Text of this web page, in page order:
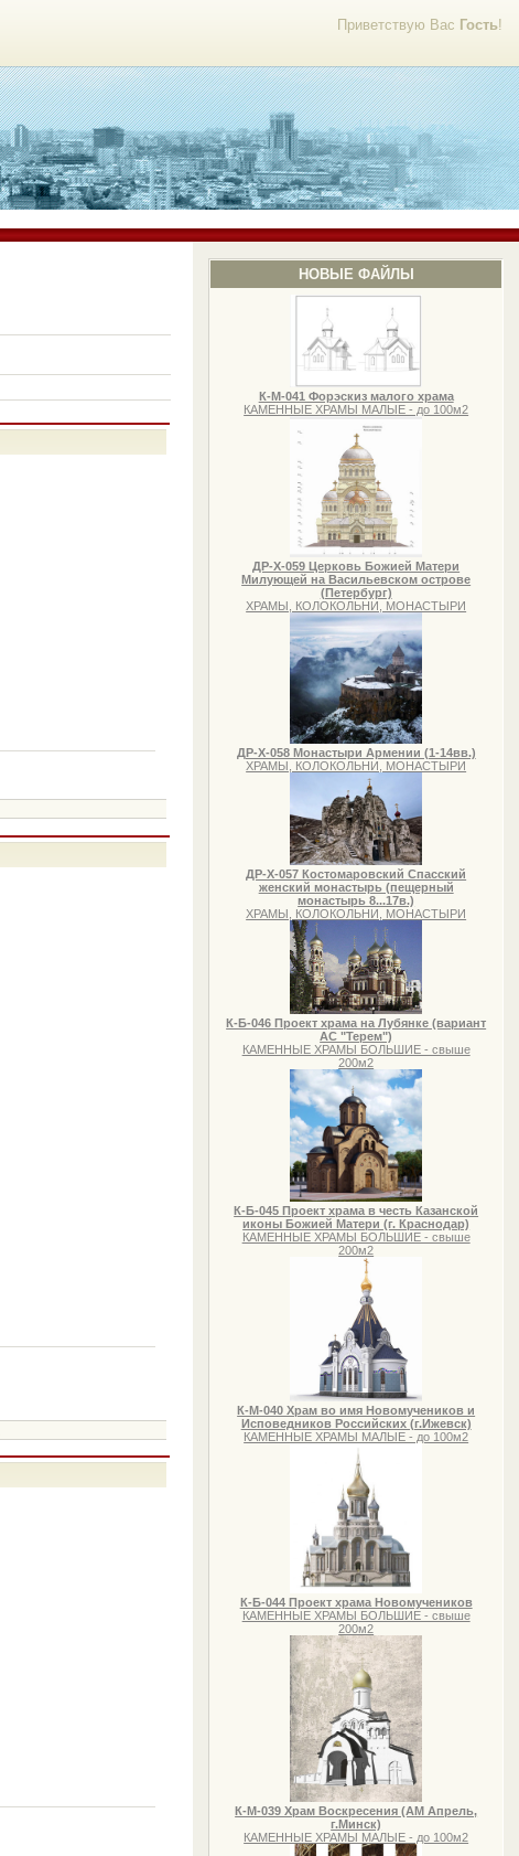
Приветствую Вас Гость!
НОВЫЕ ФАЙЛЫ
К-М-041 Форэскиз малого храма
КАМЕННЫЕ ХРАМЫ МАЛЫЕ - до 100м2
ДР-Х-059 Церковь Божией Матери
Милующей на Васильевском острове
(Петербург)
ХРАМЫ, КОЛОКОЛЬНИ, МОНАСТЫРИ
ДР-Х-058 Монастыри Армении (1-14вв.)
ХРАМЫ, КОЛОКОЛЬНИ, МОНАСТЫРИ
ДР-Х-057 Костомаровский Спасский
женский монастырь (пещерный
монастырь 8...17в.)
ХРАМЫ, КОЛОКОЛЬНИ, МОНАСТЫРИ
К-Б-046 Проект храма на Лубянке (вариант
АС "Терем")
КАМЕННЫЕ ХРАМЫ БОЛЬШИЕ - свыше
200м2
К-Б-045 Проект храма в честь Казанской
иконы Божией Матери (г. Краснодар)
КАМЕННЫЕ ХРАМЫ БОЛЬШИЕ - свыше
200м2
К-М-040 Храм во имя Новомучеников и
Исповедников Российских (г.Ижевск)
КАМЕННЫЕ ХРАМЫ МАЛЫЕ - до 100м2
К-Б-044 Проект храма Новомучеников
КАМЕННЫЕ ХРАМЫ БОЛЬШИЕ - свыше
200м2
К-М-039 Храм Воскресения (АМ Апрель,
г.Минск)
КАМЕННЫЕ ХРАМЫ МАЛЫЕ - до 100м2